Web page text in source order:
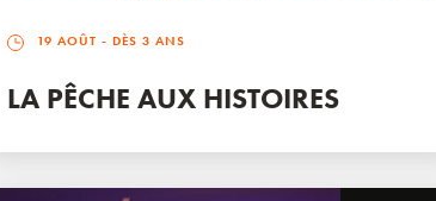
19 AOÛT - DÈS 3 ANS
LA PÊCHE AUX HISTOIRES